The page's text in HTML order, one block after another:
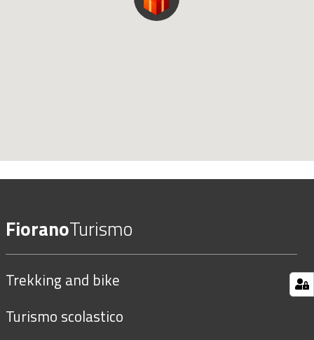
FioranoTurismo
Trekking and bike
Turismo scolastico